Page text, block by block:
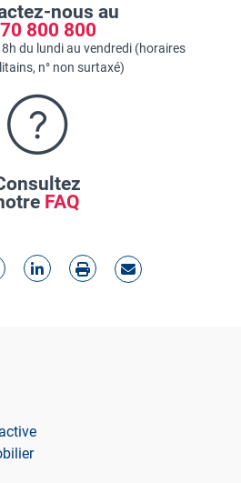
nous au
800 800
du lundi au vendredi (horaires
n° non surtaxé)
FAQ